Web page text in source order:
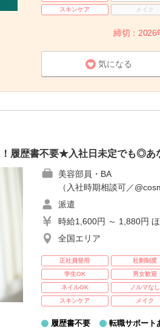
スキンケア
メイク
締切：2026
気になる
！履歴書不要★入社日未定でも◎あ
美容部員・BA
（入社時期相談可／
派遣
時給1,600円 ～ 1,880円
全国エリア
正社員登用 社割制度
学生OK
男女歓迎
ネイルOK
ノルマなし
スキンケア
メイク
履歴書不要 転職サポート